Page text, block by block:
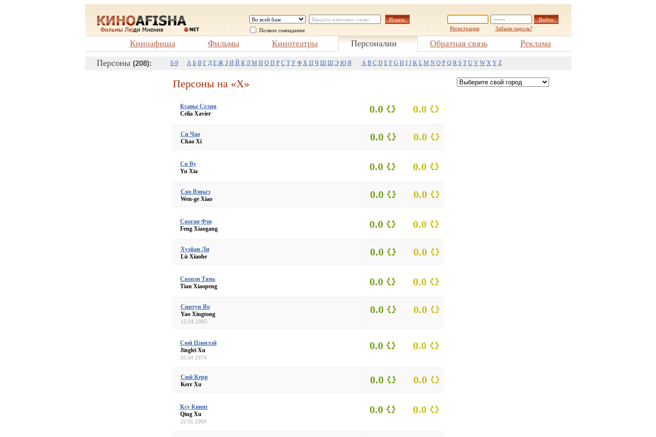
Полное совпадение Регистрация Забыли пароль?
Киноафиша Фильмы Кинотеатры Персоналии Обратная связь
Реклама
Персоны (208): 0-9 А Б В Г Д Е Ж З И Й К Л М Н О П Р С Т У Ф Х Ц Ч Ш Щ Э Ю Я A B C D E F G H I J K L M N O P Q R S T U V W X Y Z
Персоны на «X»
Ксавье Селия
Celia Xavier
0.0 0.0
Си Чао
Chao Xi
0.0 0.0
Ся Ву
Yu Xia
0.0 0.0
Сяо Вэньгэ
Wen-ge Xiao
0.0 0.0
Сяоган Фэн
Feng Xiaogang
0.0 0.0
Хуэйан Ли
Lü Xiaohe
0.0 0.0
Сяопэн Тянь
Tian Xiaopeng
0.0 0.0
Синтун Яо
Yao Xingtong
12.04.1983
0.0 0.0
Сюй Цзинлэй
Jinglei Xu
16.04.1974
0.0 0.0
Сюй Керр
Kerr Xu
0.0 0.0
Ксу Квинг
Qing Xu
22.01.1969
0.0 0.0